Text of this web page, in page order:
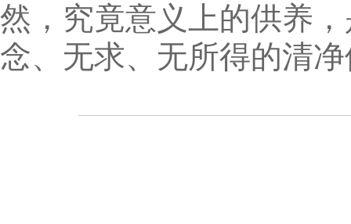
然，究竟意义上的供养
念、无求、无所得的清